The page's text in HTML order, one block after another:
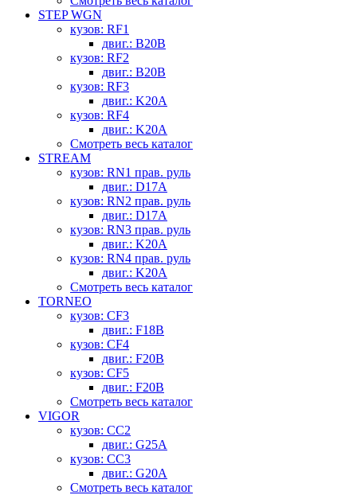
STEP WGN
кузов: RF1
двиг.: B20B
кузов: RF2
двиг.: B20B
кузов: RF3
двиг.: K20A
кузов: RF4
двиг.: K20A
Смотреть весь каталог
STREAM
кузов: RN1 прав. руль
двиг.: D17A
кузов: RN2 прав. руль
двиг.: D17A
кузов: RN3 прав. руль
двиг.: K20A
кузов: RN4 прав. руль
двиг.: K20A
Смотреть весь каталог
TORNEO
кузов: CF3
двиг.: F18B
кузов: CF4
двиг.: F20B
кузов: CF5
двиг.: F20B
Смотреть весь каталог
VIGOR
кузов: CC2
двиг.: G25A
кузов: CC3
двиг.: G20A
Смотреть весь каталог